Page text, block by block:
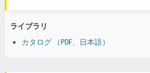
ライブラリ
カタログ （PDF、日本語）